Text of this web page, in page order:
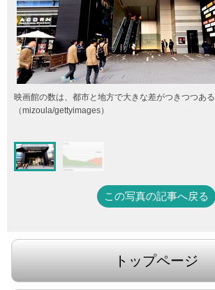
映画館の数は、都市と地方で大きな差がつきつつある
（mizoula/gettyimages）
この写真の記事へ戻る
トップページ